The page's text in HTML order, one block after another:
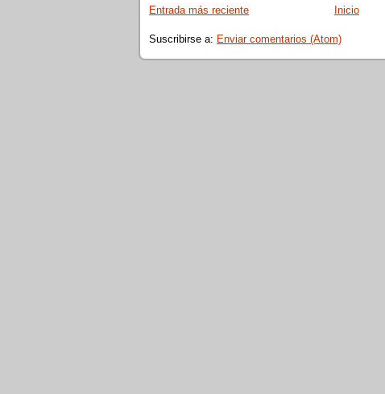
Entrada más reciente Inicio
Suscribirse a: Enviar comentarios (Atom)